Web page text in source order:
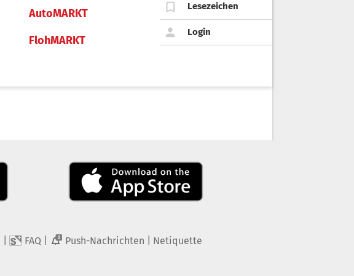
AutoMARKT
FlohMARKT
Lesezeichen
Login
FAQ 2 Push-Nachrichten Netiquette